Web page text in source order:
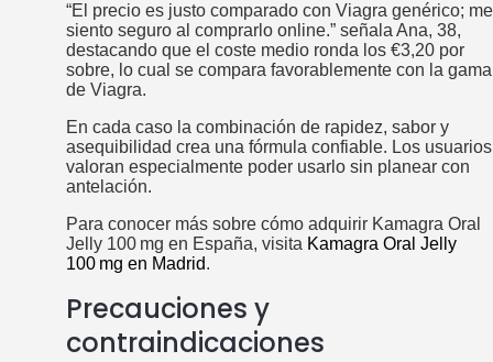
“El precio es justo comparado con Viagra genérico; me
siento seguro al comprarlo online.” señala Ana, 38,
destacando que el coste medio ronda los €3,20 por
sobre, lo cual se compara favorablemente con la gama
de Viagra.
En cada caso la combinación de rapidez, sabor y
asequibilidad crea una fórmula confiable. Los usuarios
valoran especialmente poder usarlo sin planear con
antelación.
Para conocer más sobre cómo adquirir Kamagra Oral
Jelly 100 mg en España, visita Kamagra Oral Jelly
100 mg en Madrid.
Precauciones y
contraindicaciones